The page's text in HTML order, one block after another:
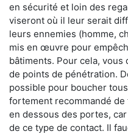
en sécurité et loin des
viseront où il leur serait
leurs ennemies (homme,
mis en œuvre pour
bâtiments. Pour cela,
de points de pénétration.
possible pour boucher
fortement recommandé
en dessous des portes,
de ce type de contact. Il